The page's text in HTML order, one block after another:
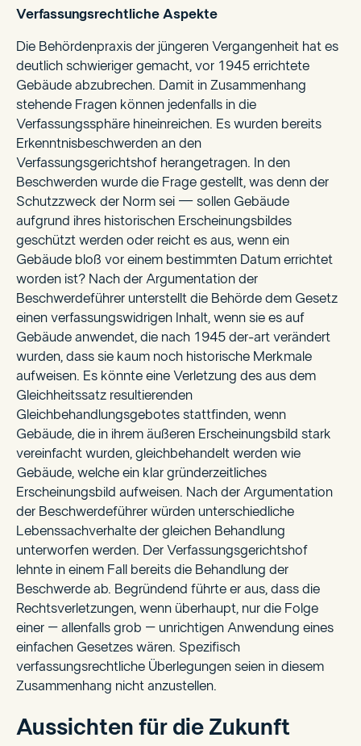
Verfassungsrechtliche Aspekte
Die Behördenpraxis der jüngeren Vergangenheit hat es
deutlich schwieriger gemacht, vor 1945 errichtete
Gebäude abzubrechen. Damit in Zusammenhang
stehende Fragen können jedenfalls in die
Verfassungssphäre hineinreichen. Es wurden bereits
Erkenntnisbeschwerden an den
Verfassungsgerichtshof herangetragen. In den
Beschwerden wurde die Frage gestellt, was denn der
Schutzzweck der Norm sei — sollen Gebäude
aufgrund ihres historischen Erscheinungsbildes
geschützt werden oder reicht es aus, wenn ein
Gebäude bloß vor einem bestimmten Datum errichtet
worden ist? Nach der Argumentation der
Beschwerdeführer unterstellt die Behörde dem Gesetz
einen verfassungswidrigen Inhalt, wenn sie es auf
Gebäude anwendet, die nach 1945 der-art verändert
wurden, dass sie kaum noch historische Merkmale
aufweisen. Es könnte eine Verletzung des aus dem
Gleichheitssatz resultierenden
Gleichbehandlungsgebotes stattfinden, wenn
Gebäude, die in ihrem äußeren Erscheinungsbild stark
vereinfacht wurden, gleichbehandelt werden wie
Gebäude, welche ein klar gründerzeitliches
Erscheinungsbild aufweisen. Nach der Argumentation
der Beschwerdeführer würden unterschiedliche
Lebenssachverhalte der gleichen Behandlung
unterworfen werden. Der Verfassungsgerichtshof
lehnte in einem Fall bereits die Behandlung der
Beschwerde ab. Begründend führte er aus, dass die
Rechtsverletzungen, wenn überhaupt, nur die Folge
einer – allenfalls grob – unrichtigen Anwendung eines
einfachen Gesetzes wären. Spezifisch
verfassungsrechtliche Überlegungen seien in diesem
Zusammenhang nicht anzustellen.
Aussichten für die Zukunft